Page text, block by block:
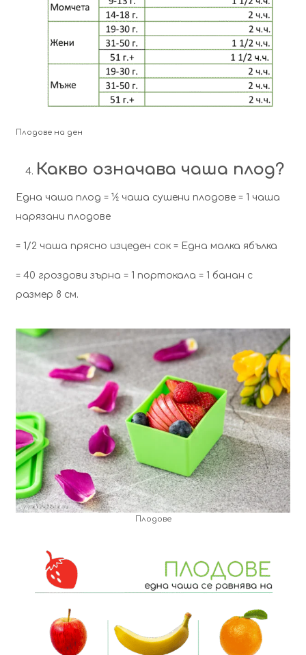
Плодове на ден
Какво означава чаша плод?
Eдна чаша плод = ½ чаша сушени плодове = 1 чаша
нарязани плодове
= 1/2 чаша прясно изцеден сок = Една малка ябълка
= 40 гроздови зърна = 1 портокала = 1 банан с
размер 8 см.
Плодове